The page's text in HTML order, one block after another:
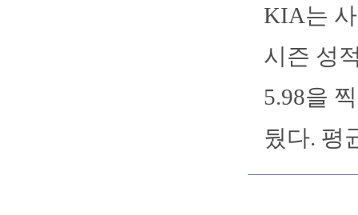
KIA는
시즌 성
5.98을
뒀다. 평